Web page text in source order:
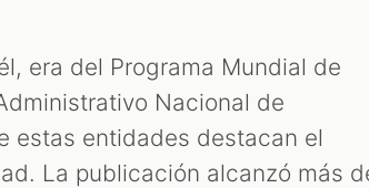
era del Programa Mundial de
Nacional de
estas entidades destacan el
La publicación alcanzó más